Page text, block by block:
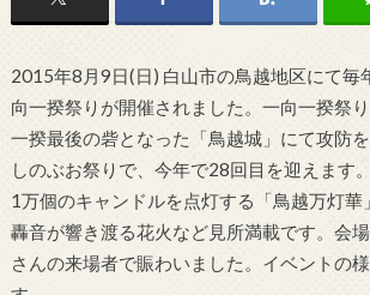
2015年8月9日(日) 白山市の鳥越地区にて毎
向一揆祭りが開催されました。一向一揆祭
一揆最後の砦となった「鳥越城」にて攻防
しのぶお祭りで、今年で28回目を迎えます。
1万個のキャンドルを点灯する「鳥越万灯
轟音が響き渡る花火など見所満載です。会
さんの来場者で賑わいました。イベントの